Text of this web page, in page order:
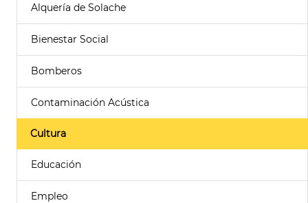
Alquería de Solache
Bienestar Social
Bomberos
Contaminación Acústica
Cultura
Educación
Empleo